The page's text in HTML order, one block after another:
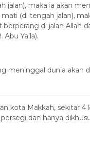
jalan), maka ia akan
(di tengah jalan),
di jalan Allah
Ya’la).
meninggal dunia akan
kota Makkah, sekitar 4
dan hanya